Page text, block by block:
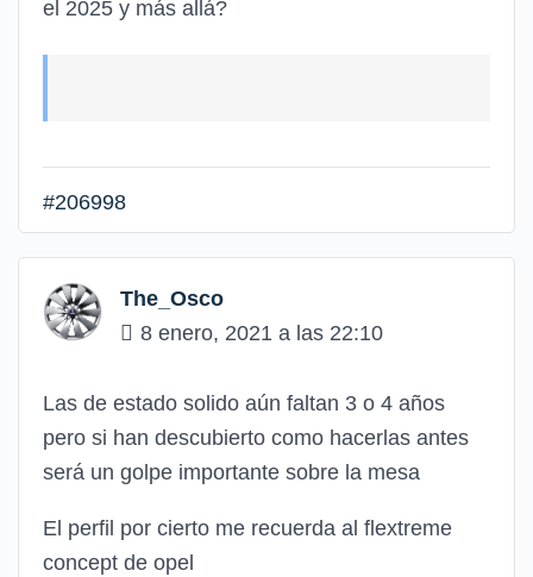
el 2025 y más allá?
#206998
The_Osco
8 enero, 2021 a las 22:10
Las de estado solido aún faltan 3 o 4 años
pero si han descubierto como hacerlas antes
será un golpe importante sobre la mesa
El perfil por cierto me recuerda al flextreme
concept de opel